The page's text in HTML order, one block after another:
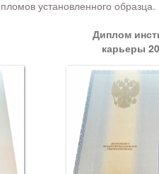
установленного образца.
Диплом
карьеры